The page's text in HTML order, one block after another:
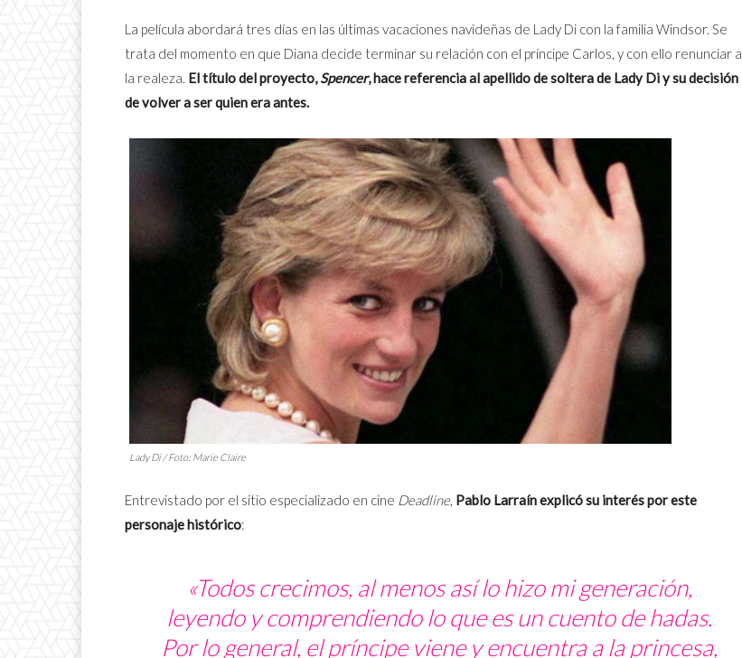
La película abordará tres días en las últimas vacaciones navideñas de Lady Di con la familia Windsor. Se
trata del momento en que Diana decide terminar su relación con el príncipe Carlos, y con ello renunciar a
la realeza. El título del proyecto,Spencer, hace referencia al apellido de soltera de Lady Di y su decisión
de volver a ser quien era antes.
Lady Di / Foto: Marie Claire
Entrevistado por el sitio especializado en cine Deadline, Pablo Larraín explicó su interés por este
personaje histórico:
«Todos crecimos, al menos así lo hizo mi generación,
leyendo y comprendiendo lo que es un cuento de hadas.
Por lo general, el príncipe viene y encuentra a la princesa,